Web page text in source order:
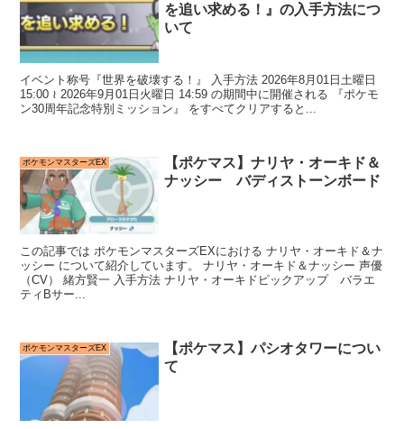
を追い求める！』の入手方法につ
いて
イベント称号『世界を破壊する！』 入手方法 2026年8月01日土曜日
15:00 ≀ 2026年9月01日火曜日 14:59 の期間中に開催される 『ポケモ
ン30周年記念特別ミッション』 をすべてクリアすると...
ポケモンマスターズEX
【ポケマス】ナリヤ・オーキド＆
ナッシー バディストーンボード
この記事では ポケモンマスターズEXにおける ナリヤ・オーキド＆ナ
ッシー について紹介しています。 ナリヤ・オーキド＆ナッシー 声優
（CV） 緒方賢一 入手方法 ナリヤ・オーキドピックアップ バラエ
ティBサー...
ポケモンマスターズEX
【ポケマス】パシオタワーについ
て